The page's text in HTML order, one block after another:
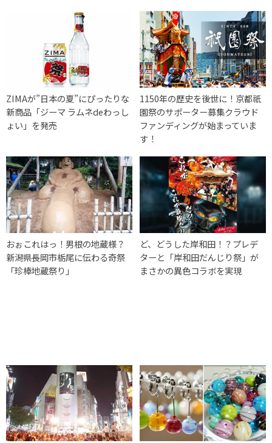
ZIMAが”日本の夏”にぴったりな
新商品「ジーマ ラムネdeわっし
ょい」を発売
1150年の歴史を後世に！京都祇
園祭のサポーター募集クラウド
ファンディングが始まっていま
す！
おぉこれはっ！男根の地蔵様？
新潟県長岡市栃尾に伝わる奇祭
「珍棒地蔵祭り」
ど、どうした岸和田！？プレデ
ターと「岸和田だんじり祭」が
まさかの異色コラボを実現